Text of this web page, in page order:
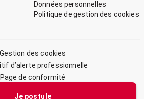
Je postule
Données personnelles
Politique de gestion des cookies
Gestion des cookies
d’alerte professionnelle
Page de conformité